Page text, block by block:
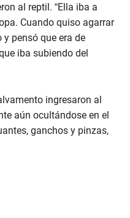
al reptil. “Ella iba a
Cuando quiso agarrar
pensó que era de
iba subiendo del
ingresaron al
aún ocultándose en el
ganchos y pinzas,